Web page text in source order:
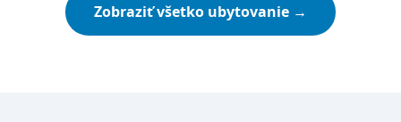
Zobraziť všetko ubytovanie →